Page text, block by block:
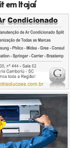
em Itajaí